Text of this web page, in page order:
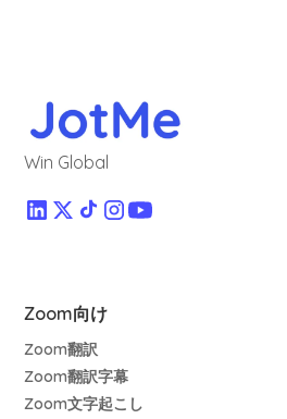
Win Global
Zoom向け
Zoom翻訳
Zoom翻訳字幕
Zoom文字起こし